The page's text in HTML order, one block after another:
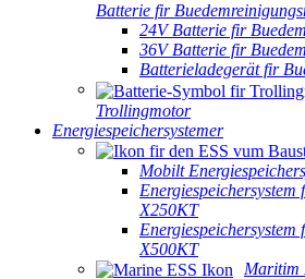
Batterie fir
24V Batterie fir
36V Batterie fir
Batterieladegerät fir
Trollingmotor
Energiespeichersystemer
Mobilt
X250KT
X500KT
Maritim